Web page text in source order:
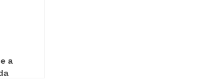
a